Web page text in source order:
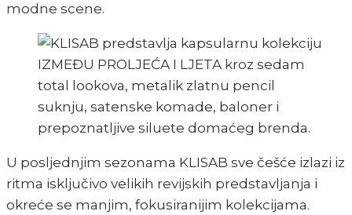
modne scene.
U posljednjim sezonama KLISAB sve češće izlazi iz
ritma isključivo velikih revijskih predstavljanja i
okreće se manjim, fokusiranijim kolekcijama.